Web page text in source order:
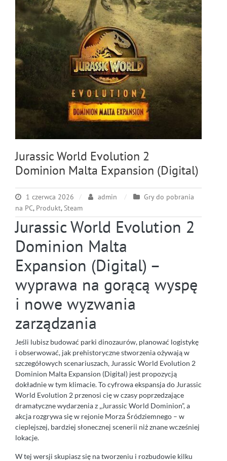
Jurassic World Evolution 2
Dominion Malta Expansion (Digital)
1 czerwca 2026 admin
Gry do pobrania
na PC, Produkt, Steam
Jurassic World Evolution 2
Dominion Malta
Expansion (Digital) –
wyprawa na gorącą wyspę
i nowe wyzwania
zarządzania
Jeśli lubisz budować parki dinozaurów, planować logistykę
i obserwować, jak prehistoryczne stworzenia ożywają w
szczegółowych scenariuszach, Jurassic World Evolution 2
Dominion Malta Expansion (Digital) jest propozycją
dokładnie w tym klimacie. To cyfrowa ekspansja do Jurassic
World Evolution 2 przenosi cię w czasy poprzedzające
dramatyczne wydarzenia z „Jurassic World Dominion”, a
akcja rozgrywa się w rejonie Morza Śródziemnego – w
cieplejszej, bardziej słonecznej scenerii niż znane wcześniej
lokacje.
W tej wersji skupiasz się na tworzeniu i rozbudowie kilku